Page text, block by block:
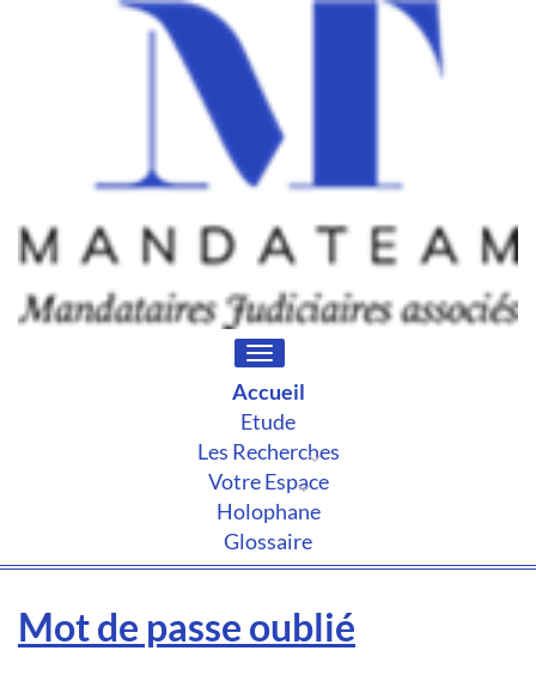
Toggle
navigation
Accueil
Etude
Les Recherches
Votre Espace
Holophane
Glossaire
Mot de passe oublié